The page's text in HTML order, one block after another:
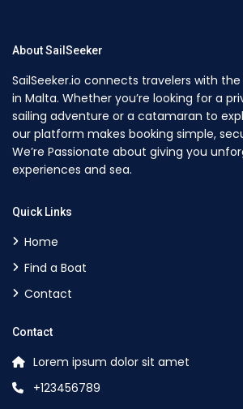
About SailSeeker
SailSeeker.io connects travelers with
in Malta. Whether you’re looking for a
sailing adventure or a catamaran to
our platform makes booking simple,
We’re Passionate about giving you
experiences and sea.
Quick Links
Home
Find a Boat
Contact
Contact
Lorem ipsum dolor sit amet
+123456789